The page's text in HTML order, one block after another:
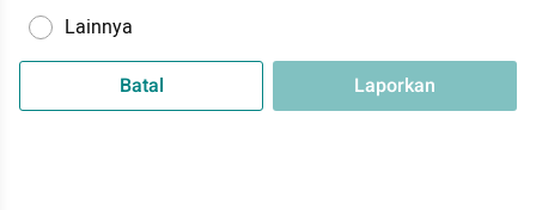
Lainnya
Batal Laporkan